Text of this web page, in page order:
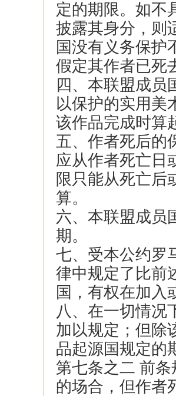
定的期限。如不
披露其身分，则
国没有义务保护
假定其作者已死
四、本联盟成员
以保护的实用美
该作品完成时算
五、作者死后的
应从作者死亡日
限只能从死亡后
算。
六、本联盟成员
期。
七、受本公约罗
律中规定了比前
国，有权在加入
八、在一切情况
加以规定；但除
品起源国规定的
第七条之二 前
的场合，但作者